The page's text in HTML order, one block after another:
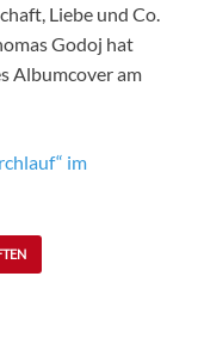
Liebe und Co.
Godoj hat
Albumcover am
im